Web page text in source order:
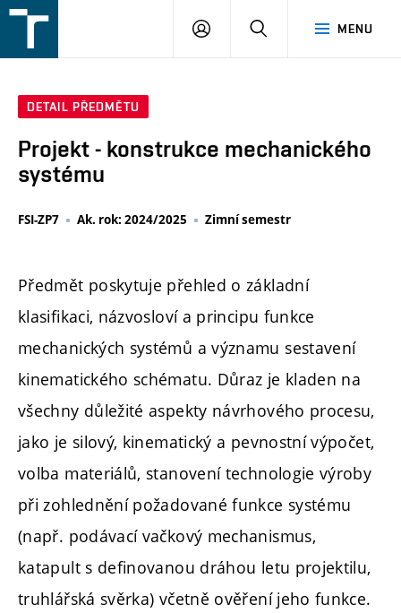
v
MENU
PŘIHLÁŠENÍ
DETAIL PŘEDMĚTU
Projekt - konstrukce mechanického
systému
FSI-ZP7 Ak. rok: 2024/2025 Zimní semestr
Předmět poskytuje přehled o základní
klasifikaci, názvosloví a principu funkce
mechanických systémů a významu sestavení
kinematického schématu. Důraz je kladen na
všechny důležité aspekty návrhového procesu,
jako je silový, kinematický a pevnostní výpočet,
volba materiálů, stanovení technologie výroby
při zohlednění požadované funkce systému
(např. podávací vačkový mechanismus,
katapult s definovanou dráhou letu projektilu,
truhlářská svěrka) včetně ověření jeho funkce.